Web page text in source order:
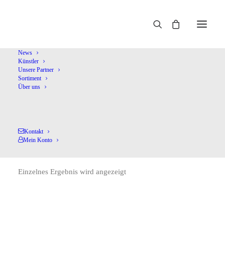
News
Künstler
Unsere Partner
Sortiment
Über uns
Kontakt
Mein Konto
Watts
Einzelnes Ergebnis wird angezeigt